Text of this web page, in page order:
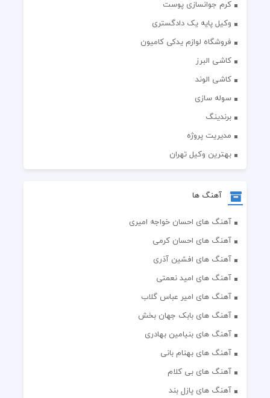
کرم جوانسازی پوست
وکیل پایه یک دادگستری
فروشگاه لوازم یدکی کامیون
کاشی البرز
کاشی الوند
سوله سازی
برندینگ
مدیریت پروژه
بهترین وکیل تهران
آهنگ ها
آهنگ های احسان خواجه امیری
آهنگ های احسان کرمی
آهنگ های افشین آذری
آهنگ های امید نعمتی
آهنگ های امیر عباس گلاب
آهنگ های بابک جهان بخش
آهنگ های بنیامین بهادری
آهنگ های بهنام بانی
آهنگ های بی کلام
آهنگ های پازل بند